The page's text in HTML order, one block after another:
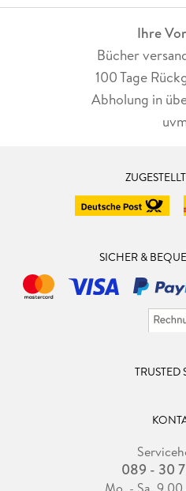
Ihre
Bücher
100 Tage
Abholung in
SICHER &
TRUSTED
089 - 30